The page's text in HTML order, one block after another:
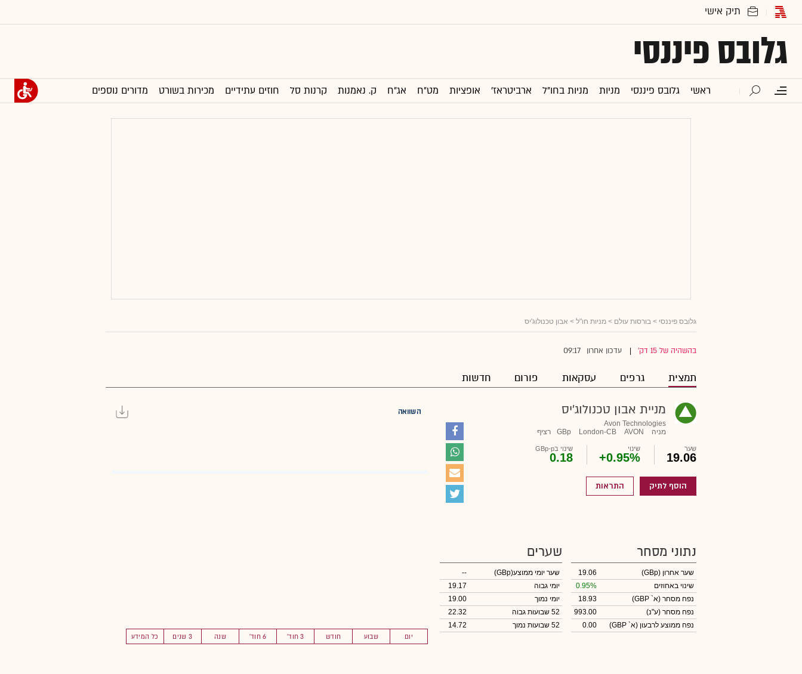
גלובס פיננסי
ראשי גלובס פיננסי מניות מניות בחו"ל ארביטראז' אופציות מט"ח אג"ח ק. נאמנות קרנות סל חוזים עתידיים מכירות בשורט מדורים נוספים
גלובס פיננסי > בורסות עולם > מניות חו"ל > אבון טכנולוג'יס
בהשהיה של 15 דק' עדכון אחרון 09:17
תמצית גרפים עסקאות פורום חדשות
מניית אבון טכנולוג'יס
Avon Technologies
מניה
AVON
London-CB
GBp רציף
שער
19.06
שינוי
+0.95%
שינוי בGBp-p
0.18
הוסף לתיק התראות
השוואה
יום שבוע חודש 3 חוד' 6 חוד' שנה 3 שנים כל המידע
נתוני מסחר
שער אחרון (GBp)
19.06
שינוי באחוזים
0.95%
נפח מסחר (א` GBP)
18.93
נפח מסחר (ע"נ)
993.00
נפח ממוצע לרבעון (א` GBP)
0.00
שערים
שער יומי ממוצע(GBp)
--
יומי גבוה
19.17
יומי נמוך
19.00
52 שבועות גבוה
22.32
52 שבועות נמוך
14.72